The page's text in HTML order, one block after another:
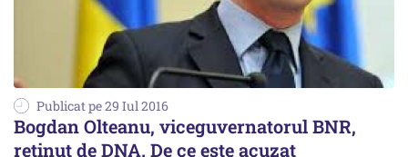
Publicat pe 29 Iul 2016
Bogdan Olteanu, viceguvernatorul BNR,
reținut de DNA. De ce este acuzat